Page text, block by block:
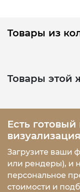
Товары из
Товары этой
Есть
Загрузите ваши
или рендеры), и
персональное
стоимости и